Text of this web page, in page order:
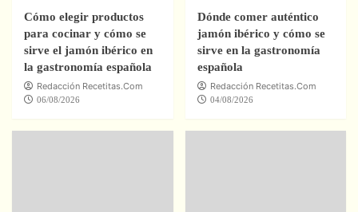
Cómo elegir productos
para cocinar y cómo se
sirve el jamón ibérico en
la gastronomía española
Redacción Recetitas.Com
06/08/2026
Dónde comer auténtico
jamón ibérico y cómo se
sirve en la gastronomía
española
Redacción Recetitas.Com
04/08/2026